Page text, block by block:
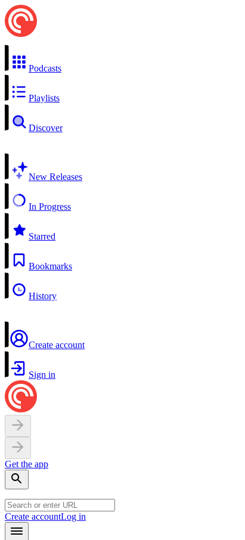
Podcasts
Playlists
Discover
New Releases
In Progress
Starred
Bookmarks
History
Create account
Sign in
Get the app
Create accountLog in